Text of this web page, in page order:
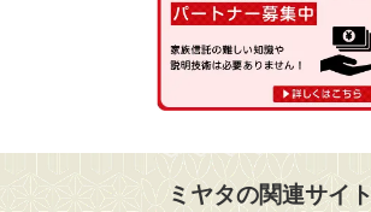
ミヤタの関連サイト